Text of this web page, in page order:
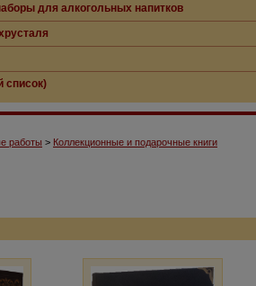
для алкогольных напитков
список)
работы > Коллекционные и подарочные книги